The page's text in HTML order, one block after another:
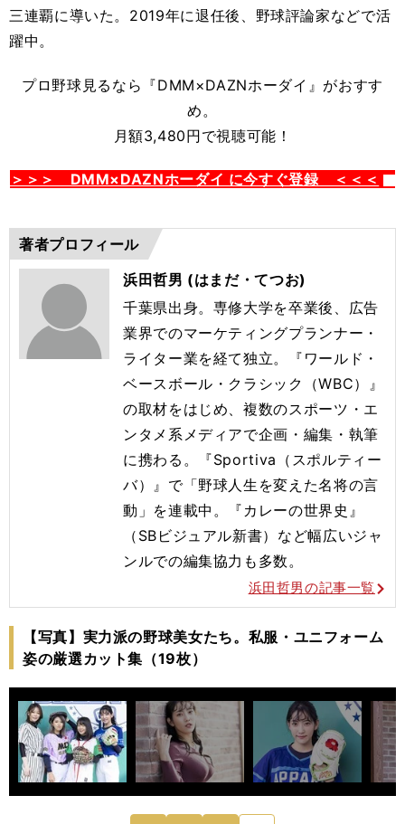
三連覇に導いた。2019年に退任後、野球評論家などで活
躍中。
プロ野球見るなら 『DMM×DAZNホーダイ』がおすす
め。
月額3,480円で視聴可能！
＞＞＞ DMM×DAZNホーダイ に今すぐ登録 ＜＜＜
著者プロフィール
浜田哲男 (はまだ・てつお)
千葉県出身。専修大学を卒業後、広告
業界でのマーケティングプランナー・
ライター業を経て独立。『ワールド・
ベースボール・クラシック（WBC）』
の取材をはじめ、複数のスポーツ・エ
ンタメ系メディアで企画・編集・執筆
に携わる。『Sportiva（スポルティー
バ）』で「野球人生を変えた名将の言
動」を連載中。『カレーの世界史』
（SBビジュアル新書）など幅広いジャ
ンルでの編集協力も多数。
浜田哲男の記事一覧
【写真】実力派の野球美女たち。私服・ユニフォーム
姿の厳選カット集（19枚）